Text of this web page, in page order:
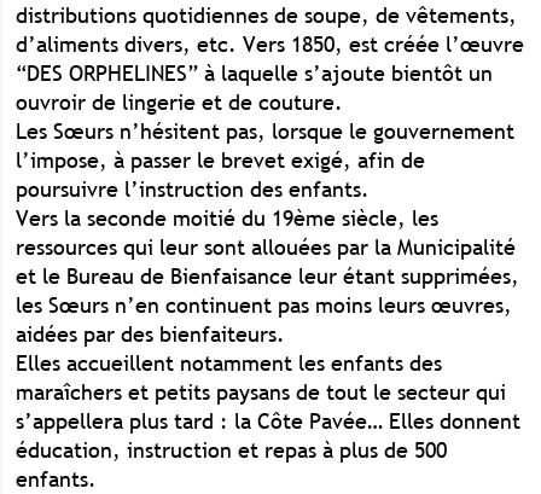
distributions quotidiennes de soupe, de vêtements,
d’aliments divers, etc. Vers 1850, est créée l’œuvre
“DES ORPHELINES” à laquelle s’ajoute bientôt un
ouvroir de lingerie et de couture.
Les Sœurs n’hésitent pas, lorsque le gouvernement
l’impose, à passer le brevet exigé, afin de
poursuivre l’instruction des enfants.
Vers la seconde moitié du 19ème siècle, les
ressources qui leur sont allouées par la Municipalité
et le Bureau de Bienfaisance leur étant supprimées,
les Sœurs n’en continuent pas moins leurs œuvres,
aidées par des bienfaiteurs.
Elles accueillent notamment les enfants des
maraîchers et petits paysans de tout le secteur qui
s’appellera plus tard : la Côte Pavée… Elles donnent
éducation, instruction et repas à plus de 500
enfants.